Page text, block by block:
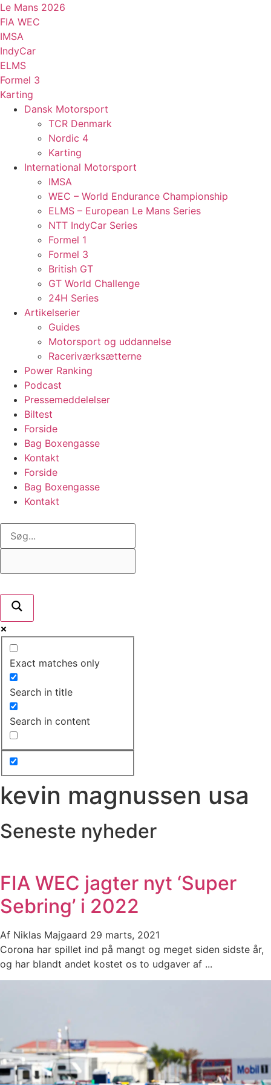
Videre
til
indhold
Le Mans 2026
FIA WEC
IMSA
IndyCar
ELMS
Formel 3
Karting
Dansk Motorsport
TCR Denmark
Nordic 4
Karting
International Motorsport
IMSA
WEC – World Endurance Championship
ELMS – European Le Mans Series
NTT IndyCar Series
Formel 1
Formel 3
British GT
GT World Challenge
24H Series
Artikelserier
Guides
Motorsport og uddannelse
Raceriværksætterne
Power Ranking
Podcast
Pressemeddelelser
Biltest
Forside
Bag Boxengasse
Kontakt
Forside
Bag Boxengasse
Kontakt
Exact matches only
Search in title
Search in content
kevin magnussen usa
Seneste nyheder
FIA WEC jagter nyt ‘Super
Sebring’ i 2022
Af Niklas Majgaard 29 marts, 2021
Corona har spillet ind på mangt og meget siden sidste år,
og har blandt andet kostet os to udgaver af ...